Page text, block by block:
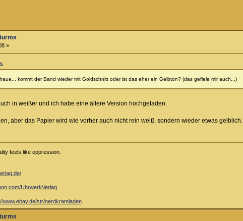
»
kommt der Band wieder mit Goldschnitt oder ist das eher ein Gelbton? (das gefiele mir auch...)
in weißer und ich habe eine ältere Version hochgeladen.
aber das Papier wird wie vorher auch nicht rein weiß, sondern wieder etwas gelblich.
feels like oppression.
UhrwerkVerlag
www.ebay.de/str/nerdkramladen